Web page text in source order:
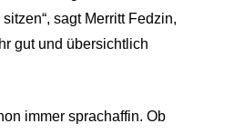
sagt Merritt Fedzin,
gut und übersichtlich
immer sprachaffin. Ob